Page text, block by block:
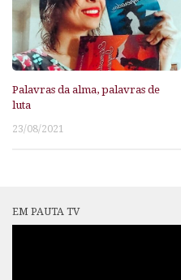
Palavras da alma, palavras de
luta
23/08/2021
EM PAUTA TV